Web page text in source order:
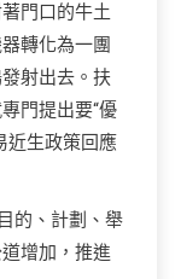
門口的牛土
轉化為一團
射出去。扶
門提出要“優
近生政策回應
的、計劃、舉
增加，推進